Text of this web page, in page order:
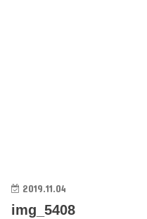
2019.11.04
img_5408